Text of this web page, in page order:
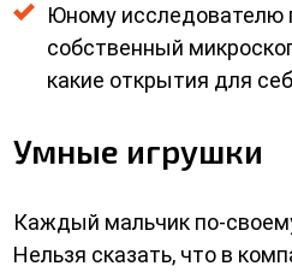
Юному исследователю
собственный
какие открытия для
Умные игрушки
Каждый мальчик по-
Нельзя сказать, что в